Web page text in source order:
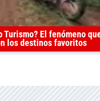
Turismo? El fenómeno
los destinos favoritos